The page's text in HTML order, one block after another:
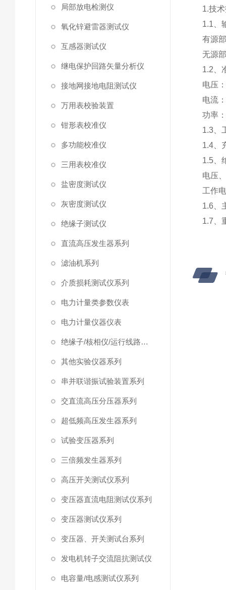
局部放电检测仪
氧化锌避雷器测试仪
互感器测试仪
继电保护回路矢量分析仪
接地网接地电阻测试仪
万用表校验装置
钳形表校准仪
多功能校准仪
三用表校准仪
盐密度测试仪
灰密度测试仪
绝缘子测试仪
直流高压发生器系列
滤油机系列
介质损耗测试仪系列
电力计量类参数仪表
电力计量仪器仪表
绝缘子/核相仪/运行线路试验仪器
其他实验仪器系列
串并联谐振试验装置系列
交直流高压分压器系列
超低频高压发生器系列
试验变压器系列
三倍频发生器系列
高压开关测试仪系列
变压器直流电阻测试仪系列
变压器测试仪系列
变压器、开关测试台系列
发电机转子交流阻抗测试仪
电容量/电感测试仪系列
1.技
1.1、
有源
无源
1.2、
电压
电流
功率
1.3、
1.4、
1.5、
电压
工作
1.6、
1.7、